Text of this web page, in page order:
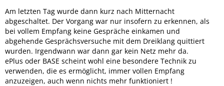
Am letzten Tag wurde dann kurz nach Mitternacht
abgeschaltet. Der Vorgang war nur insofern zu erkennen, als
bei vollem Empfang keine Gespräche einkamen und
abgehende Gesprächsversuche mit dem Dreiklang quittiert
wurden. Irgendwann war dann gar kein Netz mehr da.
ePlus oder BASE scheint wohl eine besondere Technik zu
verwenden, die es ermöglicht, immer vollen Empfang
anzuzeigen, auch wenn nichts mehr funktioniert !